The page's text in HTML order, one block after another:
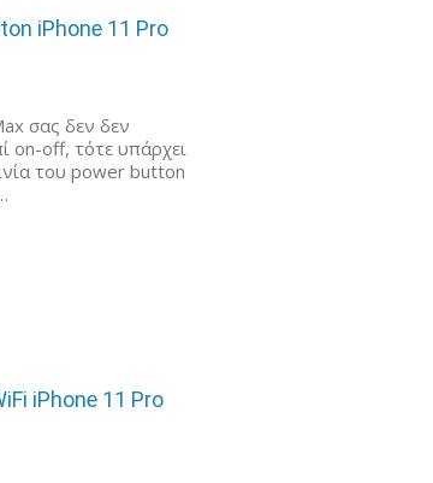
iPhone 11 Pro
σας δεν δεν
on-off, τότε υπάρχει
του power button
iPhone 11 Pro